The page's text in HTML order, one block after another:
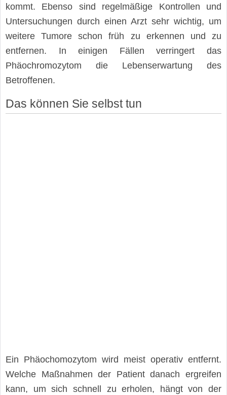
kommt. Ebenso sind regelmäßige Kontrollen und
Untersuchungen durch einen Arzt sehr wichtig, um
weitere Tumore schon früh zu erkennen und zu
entfernen. In einigen Fällen verringert das
Phäochromozytom die Lebenserwartung des
Betroffenen.
Das können Sie selbst tun
Ein Phäochomozytom wird meist operativ entfernt.
Welche Maßnahmen der Patient danach ergreifen
kann, um sich schnell zu erholen, hängt von der